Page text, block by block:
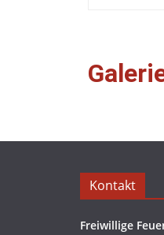
Kontakt
Freiwillige